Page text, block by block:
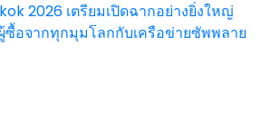
2026 เตรียมเปิดฉากอย่างยิ่งใหญ่
ซื้อจากทุกมุมโลกกับเครือข่ายซัพพลาย